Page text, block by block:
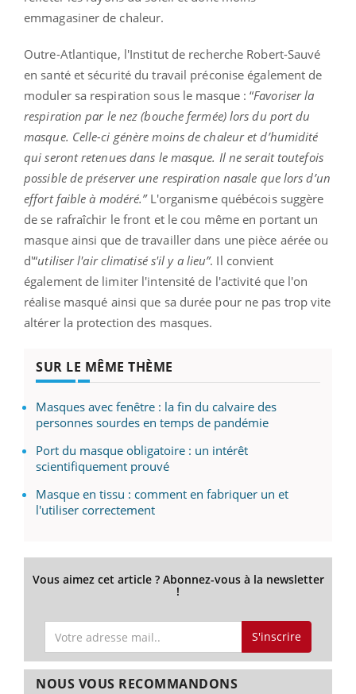
emmagasiner de chaleur.
Outre-Atlantique, l'Institut de recherche Robert-Sauvé
en santé et sécurité du travail préconise également de
moduler sa respiration sous le masque : “Favoriser la
respiration par le nez (bouche fermée) lors du port du
masque. Celle-ci génère moins de chaleur et d’humidité
qui seront retenues dans le masque. Il ne serait toutefois
possible de préserver une respiration nasale que lors d’un
effort faible à modéré.”L'organisme québécois suggère
de se rafraîchir le front et le cou même en portant un
masque ainsi que de travailler dans une pièce aérée ou
d'“utiliser l'air climatisé s'il y a lieu”. Il convient
également de limiter l'intensité de l'activité que l'on
réalise masqué ainsi que sa durée pour ne pas trop vite
altérer la protection des masques.
SUR LE MÊME THÈME
Masques avec fenêtre : la fin du calvaire des
personnes sourdes en temps de pandémie
Port du masque obligatoire : un intérêt
scientifiquement prouvé
Masque en tissu : comment en fabriquer un et
l'utiliser correctement
Vous aimez cet article ? Abonnez-vous à la newsletter
!
S'inscrire
NOUS VOUS RECOMMANDONS